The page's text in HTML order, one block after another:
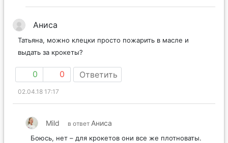
Аниса
Татьяна, можно клецки просто пожарить в масле и
выдать за крокеты?
0 0 Ответить
02.04.18 17:17
Mild в ответ Аниса
Боюсь, нет – для крокетов они все же плотноваты.